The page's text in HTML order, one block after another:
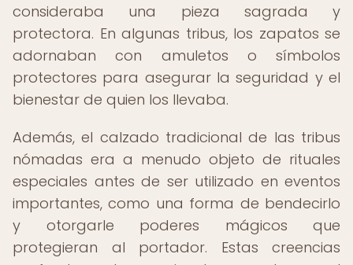
consideraba una pieza sagrada y
protectora. En algunas tribus, los zapatos se
adornaban con amuletos o símbolos
protectores para asegurar la seguridad y el
bienestar de quien los llevaba.
Además, el calzado tradicional de las tribus
nómadas era a menudo objeto de rituales
especiales antes de ser utilizado en eventos
importantes, como una forma de bendecirlo
y otorgarle poderes mágicos que
protegieran al portador. Estas creencias